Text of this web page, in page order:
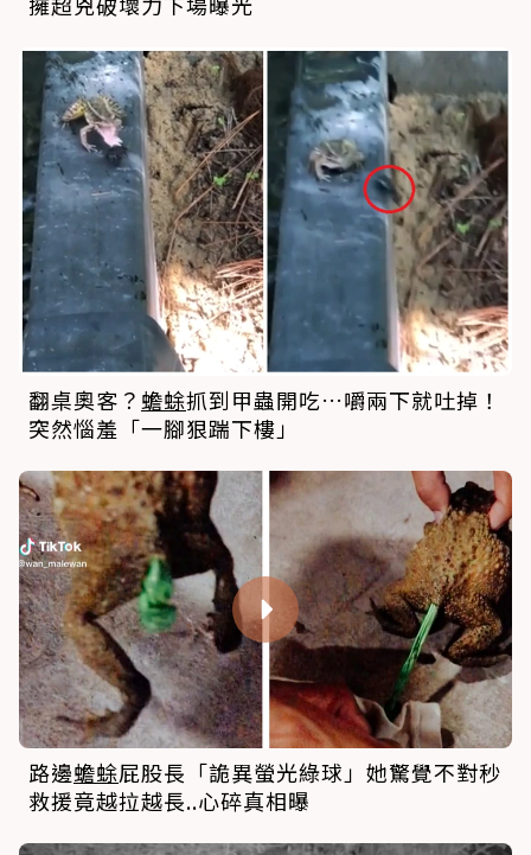
翻桌奧客？蟾蜍抓到甲蟲開吃…嚼兩下就吐掉！
突然惱羞「一腳狠踹下樓」
路邊蟾蜍屁股長「詭異螢光綠球」她驚覺不對秒
救援竟越拉越長..心碎真相曝